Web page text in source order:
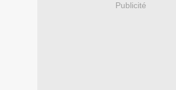
Publicité